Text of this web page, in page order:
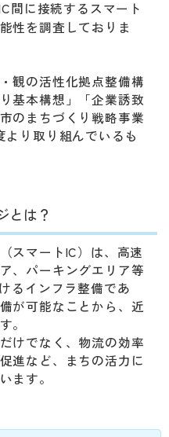
間に接続するスマート
性を調査しておりま
観の活性化拠点整備構
基本構想」「企業誘致
のまちづくり戦略事業
り取り組んでいるも
とは？
スマートIC）は、高速
、パーキングエリア等
るインフラ整備であ
が可能なことから、近
。
けでなく、物流の効率
進など、まちの活力に
ます。